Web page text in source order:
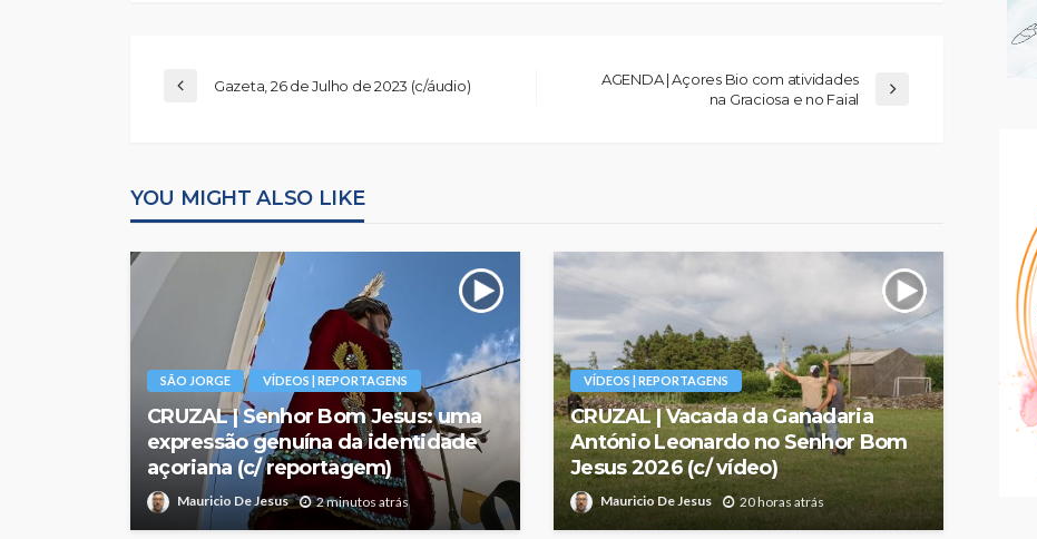
Gazeta, 26 de Julho de 2023 (c/áudio)
AGENDA | Açores Bio com atividades
na Graciosa e no Faial
YOU MIGHT ALSO LIKE
SÃO JORGE VÍDEOS | REPORTAGENS
CRUZAL | Senhor Bom Jesus: uma
expressão genuína da identidade
açoriana (c/ reportagem)
Mauricio De Jesus 2 minutos atrás
VÍDEOS | REPORTAGENS
CRUZAL | Vacada da Ganadaria
António Leonardo no Senhor Bom
Jesus 2026 (c/ vídeo)
Mauricio De Jesus 20 horas atrás